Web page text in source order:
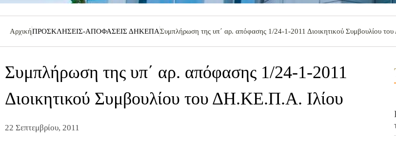
ΑρχικήΠΡΟΣΚΛΗΣΕΙΣ-ΑΠΟΦΑΣΕΙΣ ΔΗΚΕΠΑΣυμπλήρωση της υπ΄ αρ. απόφασης 1/24-1-2011 Διοικητικού Συμβουλίου
Συμπλήρωση της υπ΄ αρ. απόφασης 1/24-1-2011
Διοικητικού Συμβουλίου του ΔΗ.ΚΕ.Π.Α. Ιλίου
22 Σεπτεμβρίου, 2011